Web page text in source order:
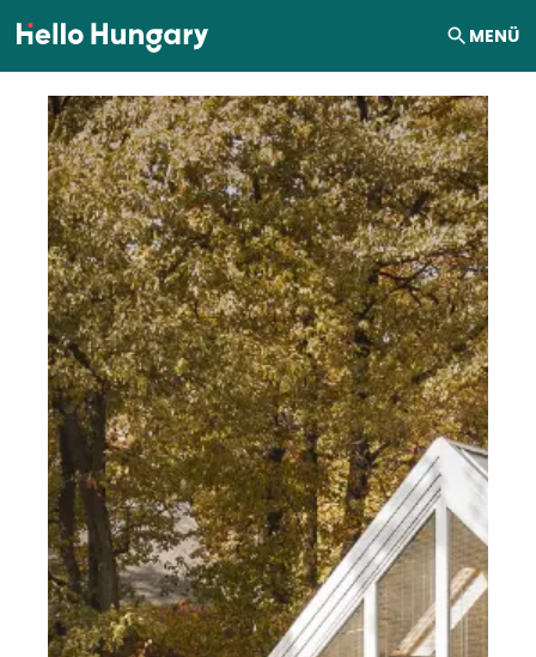
Ugrás a tartalomhoz MENÜ